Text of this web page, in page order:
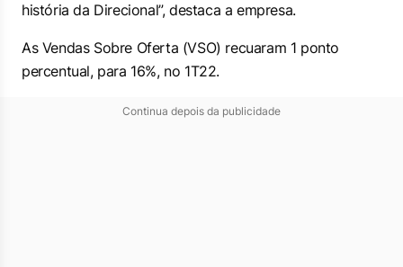
história da Direcional”, destaca a empresa.
As Vendas Sobre Oferta (VSO) recuaram 1 ponto
percentual, para 16%, no 1T22.
Continua depois da publicidade